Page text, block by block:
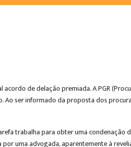
de delação premiada. A PGR
ser informado da proposta dos
trabalha para obter uma condenação
uma advogada, aparentemente à